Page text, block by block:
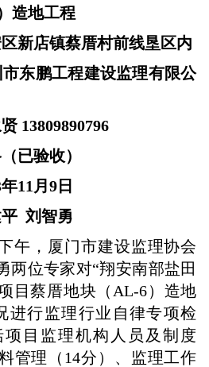
造地工程
新店镇蔡厝村前线垦区内
东鹏工程建设监理有限公
13809890796
已验收）
11月9日
刘智勇
午，厦门市建设监理协会
两位专家对“翔安南部盐田
目蔡厝地块（AL-6）造地
进行监理行业自律专项检
目监理机构人员及制度
管理（14分）、监理工作